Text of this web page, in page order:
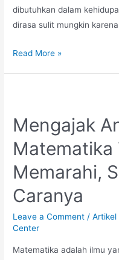
dibutuhkan dalam
dirasa sulit mungkin
Matematika
yang
Harus
Diubah
Read More »
Mengajak
Matematika
Memarahi,
Caranya
Leave a Comment /Artikel
Center
Matematika adalah ilmu